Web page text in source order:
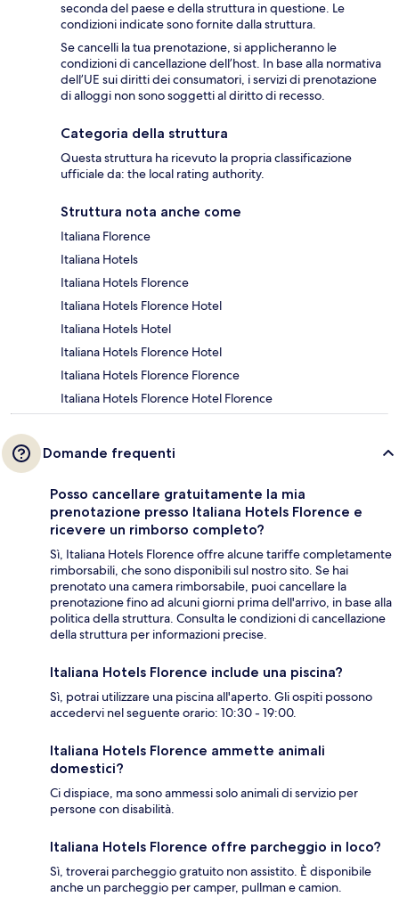
seconda del paese e della struttura in questione. Le
condizioni indicate sono fornite dalla struttura.
Se cancelli la tua prenotazione, si applicheranno le
condizioni di cancellazione dell’host. In base alla normativa
dell’UE sui diritti dei consumatori, i servizi di prenotazione
di alloggi non sono soggetti al diritto di recesso.
Categoria della struttura
Questa struttura ha ricevuto la propria classificazione
ufficiale da: the local rating authority.
Struttura nota anche come
Italiana Florence
Italiana Hotels
Italiana Hotels Florence
Italiana Hotels Florence Hotel
Italiana Hotels Hotel
Italiana Hotels Florence Hotel
Italiana Hotels Florence Florence
Italiana Hotels Florence Hotel Florence
Domande frequenti
Posso cancellare gratuitamente la mia
prenotazione presso Italiana Hotels Florence e
ricevere un rimborso completo?
Sì, Italiana Hotels Florence offre alcune tariffe completamente
rimborsabili, che sono disponibili sul nostro sito. Se hai
prenotato una camera rimborsabile, puoi cancellare la
prenotazione fino ad alcuni giorni prima dell'arrivo, in base alla
politica della struttura. Consulta le condizioni di cancellazione
della struttura per informazioni precise.
Italiana Hotels Florence include una piscina?
Sì, potrai utilizzare una piscina all'aperto. Gli ospiti possono
accedervi nel seguente orario: 10:30 - 19:00.
Italiana Hotels Florence ammette animali
domestici?
Ci dispiace, ma sono ammessi solo animali di servizio per
persone con disabilità.
Italiana Hotels Florence offre parcheggio in loco?
Sì, troverai parcheggio gratuito non assistito. È disponibile
anche un parcheggio per camper, pullman e camion.